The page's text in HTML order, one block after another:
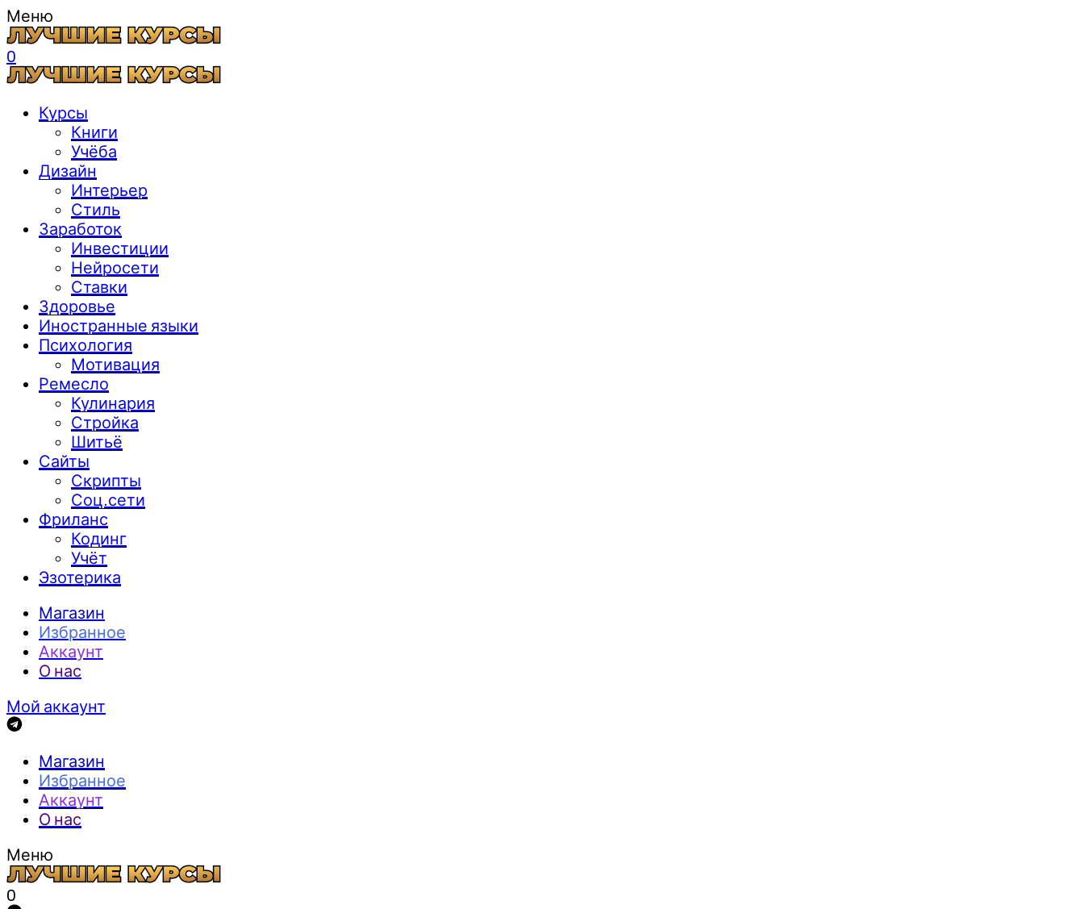
Меню
0
Курсы
Книги
Учёба
Дизайн
Интерьер
Стиль
Заработок
Инвестиции
Нейросети
Ставки
Здоровье
Иностранные языки
Психология
Мотивация
Ремесло
Кулинария
Стройка
Шитьё
Сайты
Скрипты
Соц.сети
Фриланс
Кодинг
Учёт
Эзотерика
Магазин
Избранное
Аккаунт
О нас
Мой аккаунт
Магазин
Избранное
Аккаунт
О нас
Меню
0